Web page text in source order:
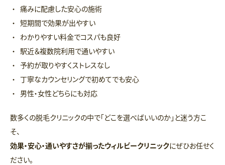
痛みに配慮した安心の施術
短期間で効果が出やすい
わかりやすい料金でコスパも良好
駅近＆複数院利用で通いやすい
予約が取りやすくストレスなし
丁寧なカウンセリングで初めてでも安心
男性・女性どちらにも対応
数多くの脱毛クリニックの中で「どこを選べばいいのか」と迷う方こ
そ、
効果・安心・通いやすさが揃ったウィルビークリニックにぜひお任せく
ださい。